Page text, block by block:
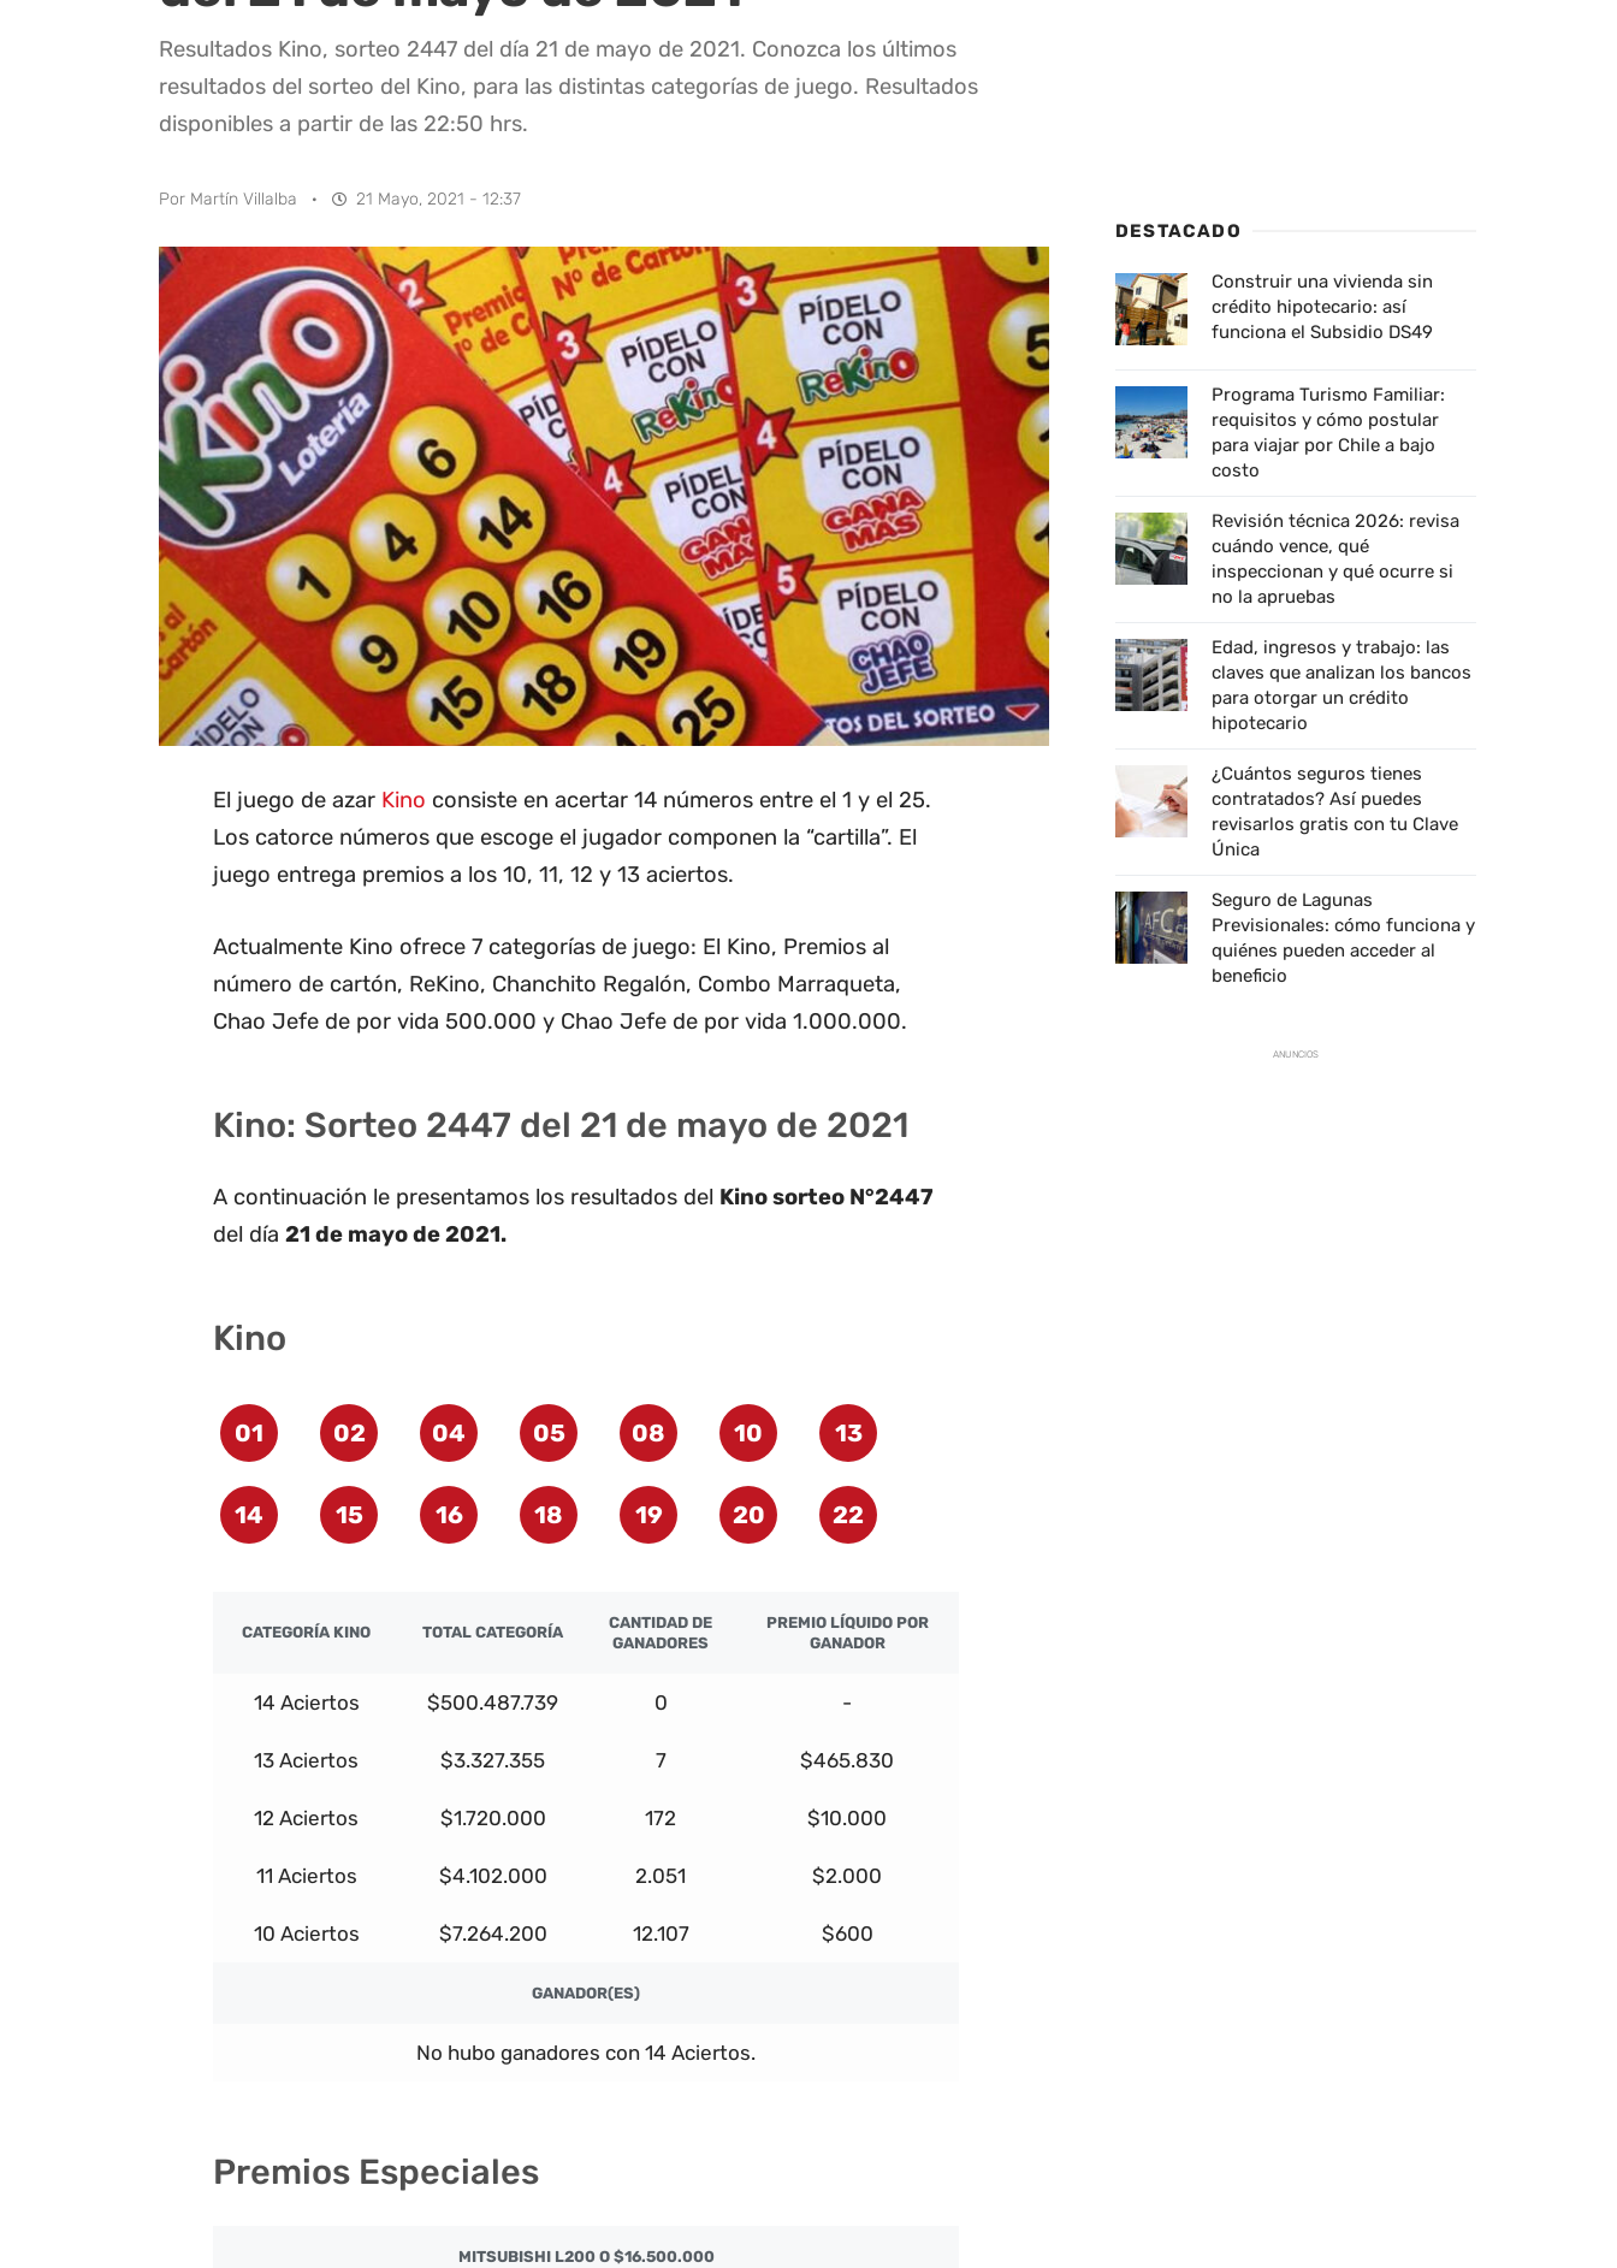
Resultados Kino, sorteo 2447 del día 21 de mayo de 2021. Conozca los últimos
resultados del sorteo del Kino, para las distintas categorías de juego. Resultados
disponibles a partir de las 22:50 hrs.
Por Martín Villalba · 21 Mayo, 2021 - 12:37
El juego de azar Kino consiste en acertar 14 números entre el 1 y el 25.
Los catorce números que escoge el jugador componen la “cartilla”. El
juego entrega premios a los 10, 11, 12 y 13 aciertos.
Actualmente Kino ofrece 7 categorías de juego: El Kino, Premios al
número de cartón, ReKino, Chanchito Regalón, Combo Marraqueta,
Chao Jefe de por vida 500.000 y Chao Jefe de por vida 1.000.000.
Kino: Sorteo 2447 del 21 de mayo de 2021
A continuación le presentamos los resultados del Kino sorteo N°2447
del día 21 de mayo de 2021.
Kino
01 02 04 05 08 10 13
14 15 16 18 19 20 22
CATEGORÍA KINO TOTAL CATEGORÍA
CANTIDAD DE
GANADORES
PREMIO LÍQUIDO POR
GANADOR
14 Aciertos $500.487.739 0 -
13 Aciertos $3.327.355 7 $465.830
12 Aciertos $1.720.000 172 $10.000
11 Aciertos $4.102.000 2.051 $2.000
10 Aciertos $7.264.200 12.107 $600
GANADOR(ES)
No hubo ganadores con 14 Aciertos.
Premios Especiales
MITSUBISHI L200 O $16.500.000
DESTACADO
Construir una vivienda sin
crédito hipotecario: así
funciona el Subsidio DS49
Programa Turismo Familiar:
requisitos y cómo postular
para viajar por Chile a bajo
costo
Revisión técnica 2026: revisa
cuándo vence, qué
inspeccionan y qué ocurre si
no la apruebas
Edad, ingresos y trabajo: las
claves que analizan los bancos
para otorgar un crédito
hipotecario
¿Cuántos seguros tienes
contratados? Así puedes
revisarlos gratis con tu Clave
Única
Seguro de Lagunas
Previsionales: cómo funciona y
quiénes pueden acceder al
beneficio
ANUNCIOS